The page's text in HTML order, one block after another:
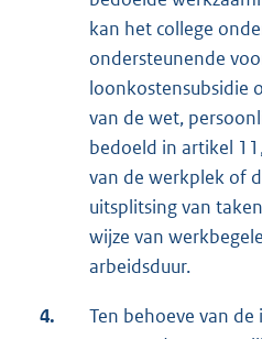
kan het college
ondersteunende
loonkostensubsidie
van de wet,
bedoeld in artikel
van de werkplek of
uitsplitsing van
wijze van
arbeidsduur.
4.
Ten behoeve van